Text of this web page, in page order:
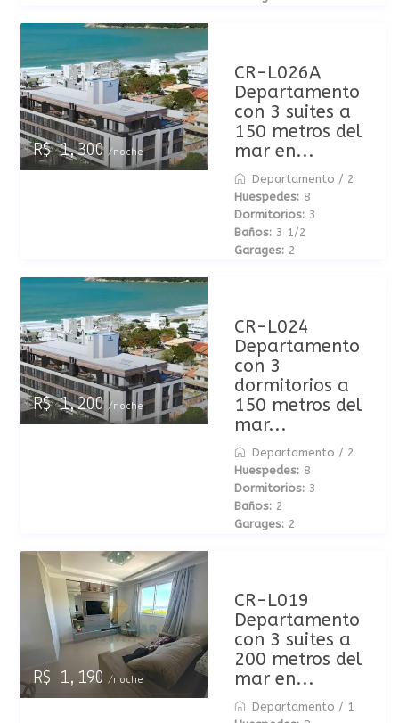
R$ 1,300/noche
CR-L026A
Departamento
con 3 suites a
150 metros del
mar en...
Departamento / 2
Huespedes: 8
Dormitorios: 3
Baños: 3 1/2
Garages: 2
R$ 1,200/noche
CR-L024
Departamento
con 3
dormitorios a
150 metros del
mar...
Departamento / 2
Huespedes: 8
Dormitorios: 3
Baños: 2
Garages: 2
R$ 1,190/noche
CR-L019
Departamento
con 3 suites a
200 metros del
mar en...
Departamento / 1